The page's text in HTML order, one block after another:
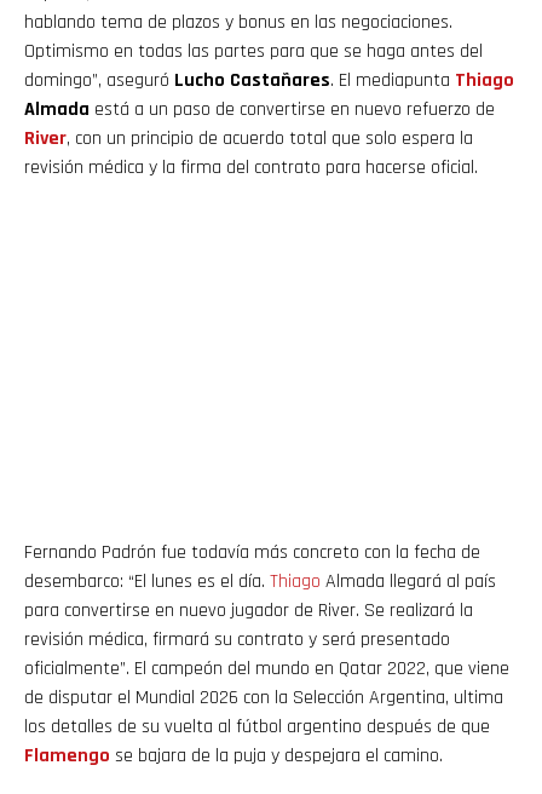
hablando tema de plazos y bonus en las negociaciones.
Optimismo en todas las partes para que se haga antes del
domingo”, aseguró Lucho Castañares. El mediapunta Thiago
Almada está a un paso de convertirse en nuevo refuerzo de
River, con un principio de acuerdo total que solo espera la
revisión médica y la firma del contrato para hacerse oficial.
Fernando Padrón fue todavía más concreto con la fecha de
desembarco: “El lunes es el día. Thiago Almada llegará al país
para convertirse en nuevo jugador de River. Se realizará la
revisión médica, firmará su contrato y será presentado
oficialmente”. El campeón del mundo en Qatar 2022, que viene
de disputar el Mundial 2026 con la Selección Argentina, ultima
los detalles de su vuelta al fútbol argentino después de que
Flamengo se bajara de la puja y despejara el camino.